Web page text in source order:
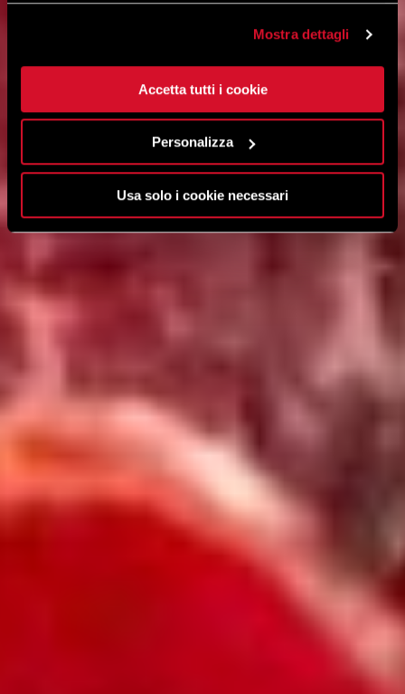
Mostra dettagli
Accetta tutti i cookie
Personalizza
Usa solo i cookie necessari